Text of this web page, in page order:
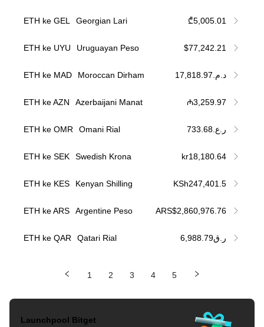
ETH ke GEL Georgian Lari ₾5,005.01
ETH ke UYU Uruguayan Peso $77,242.21
ETH ke MAD Moroccan Dirham د.م.17,818.97
ETH ke AZN Azerbaijani Manat ₼3,259.97
ETH ke OMR Omani Rial ر.ع.733.68
ETH ke SEK Swedish Krona kr18,180.64
ETH ke KES Kenyan Shilling KSh247,401.5
ETH ke ARS Argentine Peso ARS$2,860,976.76
ETH ke QAR Qatari Rial ر.ق6,988.79
1 2 3 4 5
Launchpool Bitget